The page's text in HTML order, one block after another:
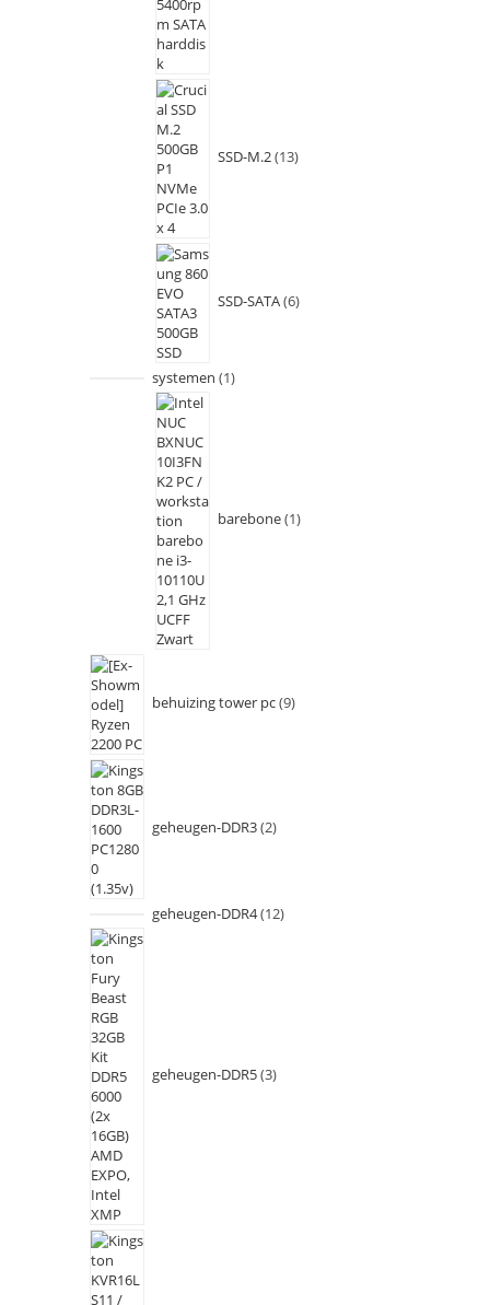
SSD-M.2 13
SSD-SATA 6
systemen 1
barebone 1
behuizing tower pc 9
geheugen-DDR3 2
geheugen-DDR4 12
geheugen-DDR5 3